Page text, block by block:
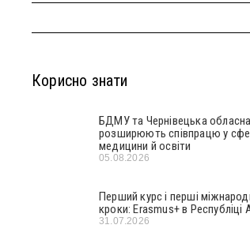
Корисно знати
БДМУ та Чернівецька
розширюють співпрацю у
медицини й освіти
05.08.2026
Перший курс і перші
кроки: Erasmus+ в Республіці
31.07.2026